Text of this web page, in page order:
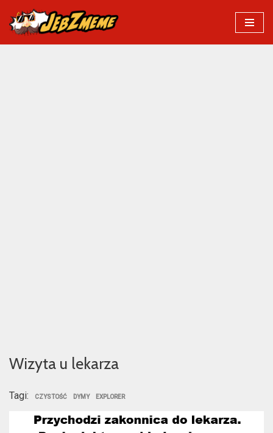
Przejdź
do
Wizyta u lekarza
Tagi: CZYSTOŚĆ DYMY EXPLORER